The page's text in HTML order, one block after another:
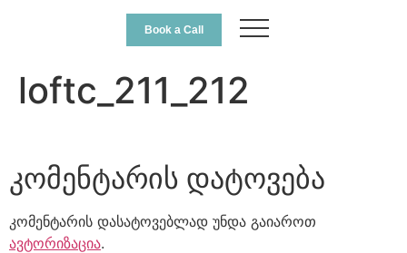
Book a Call
loftc_211_212
კომენტარის დატოვება
კომენტარის დასატოვებლად უნდა გაიაროთ
ავტორიზაცია.